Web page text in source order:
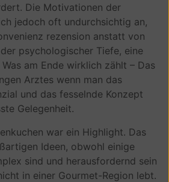
Die Motivationen der
jedoch oft undurchsichtig an,
rezension anstatt von
psychologischer Tiefe, eine
am Ende wirklich zählt – Das
Arztes wenn man das
und das fesselnde Konzept
Gelegenheit.
war ein Highlight. Das
Ideen, obwohl einige
sind und herausfordernd sein
in einer Gourmet-Region lebt.